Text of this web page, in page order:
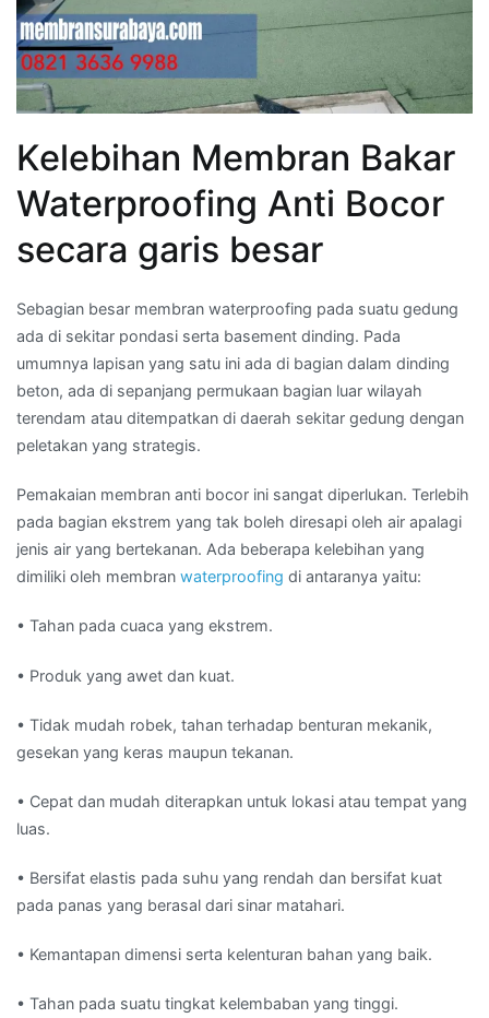
Kelebihan Membran Bakar
Waterproofing Anti Bocor
secara garis besar
Sebagian besar membran waterproofing pada suatu gedung
ada di sekitar pondasi serta basement dinding. Pada
umumnya lapisan yang satu ini ada di bagian dalam dinding
beton, ada di sepanjang permukaan bagian luar wilayah
terendam atau ditempatkan di daerah sekitar gedung dengan
peletakan yang strategis.
Pemakaian membran anti bocor ini sangat diperlukan. Terlebih
pada bagian ekstrem yang tak boleh diresapi oleh air apalagi
jenis air yang bertekanan. Ada beberapa kelebihan yang
dimiliki oleh membran waterproofing di antaranya yaitu:
• Tahan pada cuaca yang ekstrem.
• Produk yang awet dan kuat.
• Tidak mudah robek, tahan terhadap benturan mekanik,
gesekan yang keras maupun tekanan.
• Cepat dan mudah diterapkan untuk lokasi atau tempat yang
luas.
• Bersifat elastis pada suhu yang rendah dan bersifat kuat
pada panas yang berasal dari sinar matahari.
• Kemantapan dimensi serta kelenturan bahan yang baik.
• Tahan pada suatu tingkat kelembaban yang tinggi.